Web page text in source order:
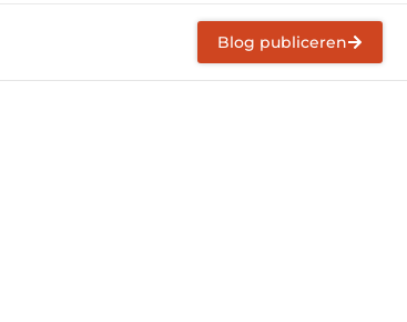
Blog publiceren